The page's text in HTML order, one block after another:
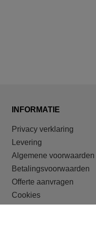
INFORMATIE
Privacy verklaring
Levering
Algemene voorwaarden
Betalingsvoorwaarden
Offerte aanvragen
Cookies